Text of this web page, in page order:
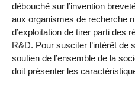
débouché sur l’invention
aux organismes de recherche
d’exploitation de tirer parti des
R&D. Pour susciter l’intérêt de
soutien de l’ensemble de la
doit présenter les